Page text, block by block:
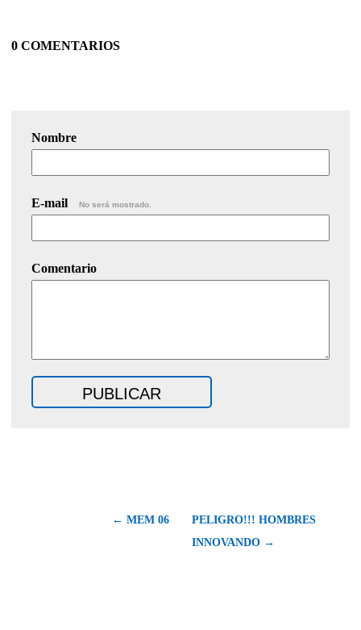
0 COMENTARIOS
Nombre
E-mail No será mostrado.
Comentario
← MEM 06
PELIGRO!!! HOMBRES
INNOVANDO →